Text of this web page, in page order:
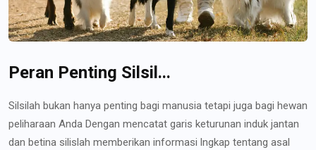
Peran Penting Silsil...
Silsilah bukan hanya penting bagi manusia tetapi juga bagi hewan
peliharaan Anda Dengan mencatat garis keturunan induk jantan
dan betina silislah memberikan informasi lngkap tentang asal